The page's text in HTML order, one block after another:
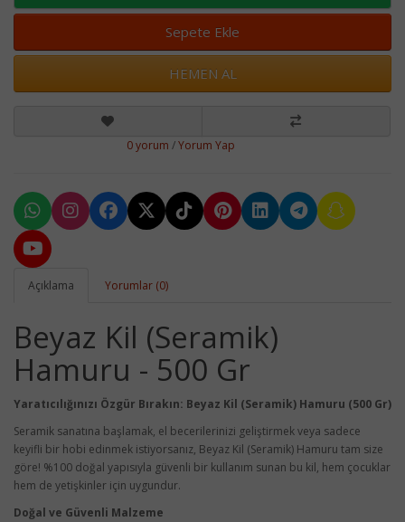
Sepete Ekle
HEMEN AL
0 yorum /Yorum Yap
Açıklama Yorumlar (0)
Beyaz Kil (Seramik)
Hamuru - 500 Gr
Yaratıcılığınızı Özgür Bırakın: Beyaz Kil (Seramik) Hamuru (500 Gr)
Seramik sanatına başlamak, el becerilerinizi geliştirmek veya sadece
keyifli bir hobi edinmek istiyorsanız, Beyaz Kil (Seramik) Hamuru tam size
göre! %100 doğal yapısıyla güvenli bir kullanım sunan bu kil, hem çocuklar
hem de yetişkinler için uygundur.
Doğal ve Güvenli Malzeme